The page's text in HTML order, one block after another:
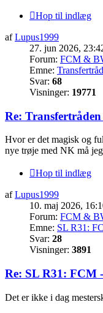
Hop til indlæg
afLupus1999
27. jun 2026,
Forum: FCM &
Emne:
Svar: 68
Visninger: 19771
Re:
Hvor er det magisk og
nye trøje med NK må
Hop til indlæg
afLupus1999
10. maj 2026,
Forum: FCM &
Emne: SL R31:
Svar: 28
Visninger: 3891
Re: SL R31: FCM
Det er ikke i dag